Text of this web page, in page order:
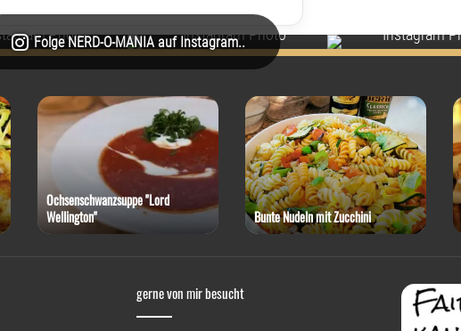
Folge NERD-O-MANIA auf Instagram..
Ochsenschwanzsuppe "Lord
Wellington"
Bunte Nudeln mit Zucchini
gerne von mir besucht